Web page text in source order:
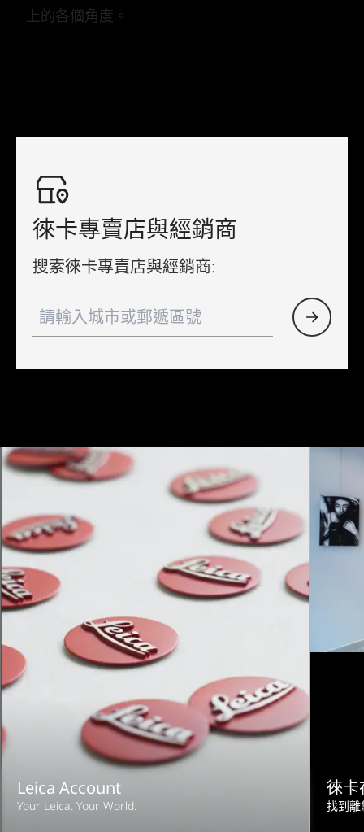
上的各個角度。
徠卡專賣店與經銷商
搜索徠卡專賣店與經銷商:
Leica Account
Your Leica. Your World.
徠卡
找到離